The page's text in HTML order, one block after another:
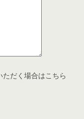
だく場合はこちら